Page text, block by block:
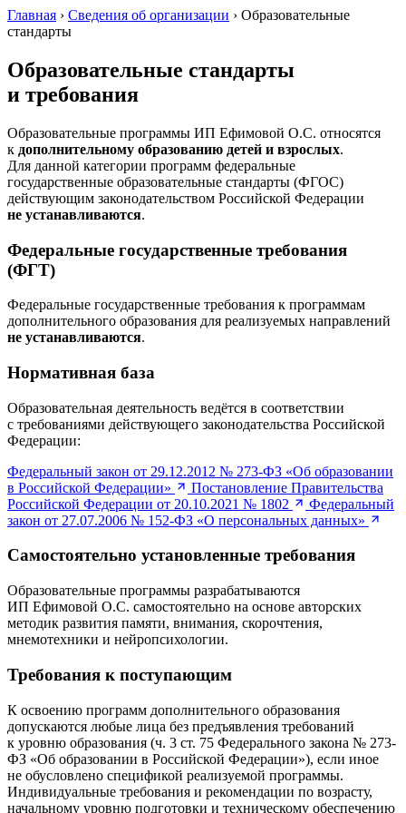
Главная › Сведения об организации › Образовательные
стандарты
Образовательные стандарты
и требования
Образовательные программы ИП Ефимовой О.С. относятся
к дополнительному образованию детей и взрослых.
Для данной категории программ федеральные
государственные образовательные стандарты (ФГОС)
действующим законодательством Российской Федерации
не устанавливаются.
Федеральные государственные требования
(ФГТ)
Федеральные государственные требования к программам
дополнительного образования для реализуемых направлений
не устанавливаются.
Нормативная база
Образовательная деятельность ведётся в соответствии
с требованиями действующего законодательства Российской
Федерации:
Федеральный закон от 29.12.2012 № 273-ФЗ «Об образовании
в Российской Федерации»
Постановление Правительства
Российской Федерации от 20.10.2021 № 1802
Федеральный
закон от 27.07.2006 № 152-ФЗ «О персональных данных»
Самостоятельно установленные требования
Образовательные программы разрабатываются
ИП Ефимовой О.С. самостоятельно на основе авторских
методик развития памяти, внимания, скорочтения,
мнемотехники и нейропсихологии.
Требования к поступающим
К освоению программ дополнительного образования
допускаются любые лица без предъявления требований
к уровню образования (ч. 3 ст. 75 Федерального закона № 273-
ФЗ «Об образовании в Российской Федерации»), если иное
не обусловлено спецификой реализуемой программы.
Индивидуальные требования и рекомендации по возрасту,
начальному уровню подготовки и техническому обеспечению